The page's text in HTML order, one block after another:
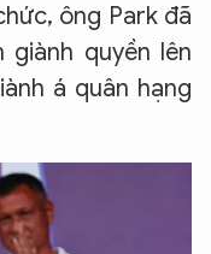
ông Park đã
quyền lên
á quân hạng